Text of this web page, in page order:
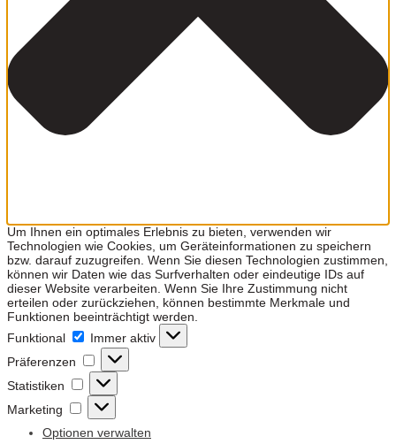
Um Ihnen ein optimales Erlebnis zu bieten, verwenden wir
Technologien wie Cookies, um Geräteinformationen zu speichern
bzw. darauf zuzugreifen. Wenn Sie diesen Technologien zustimmen,
können wir Daten wie das Surfverhalten oder eindeutige IDs auf
dieser Website verarbeiten. Wenn Sie Ihre Zustimmung nicht
erteilen oder zurückziehen, können bestimmte Merkmale und
Funktionen beeinträchtigt werden.
Funktional
Funktional
Immer aktiv
Präferenzen
Präferenzen
Statistiken
Statistiken
Marketing
Marketing
Optionen verwalten